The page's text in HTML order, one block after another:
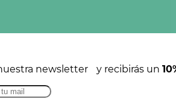
newsletter y recibirás un